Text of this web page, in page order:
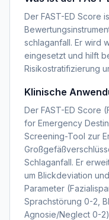
Der FAST-ED Score
schlaganfall. Er wird
eingesetzt und hilft
Risikostratifizierung
Klinische
Der FAST-ED Score
for Emergency
Screening-Tool zur
Schlaganfall. Er
um Blickdeviation
Parameter
Sprachstörung 0-2,
Agnosie/Neglect 0-